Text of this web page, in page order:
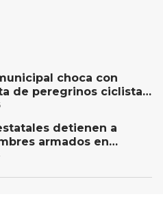
choca con
de peregrinos ciclistas
México-Querétaro
detienen a
armados en